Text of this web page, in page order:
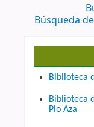
Búsqueda
Biblioteca
Biblioteca
Pio Aza